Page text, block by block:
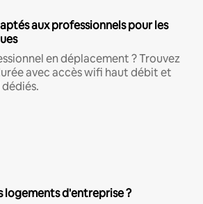
aux professionnels pour les
en déplacement ? Trouvez
avec accès wifi haut débit et
logements d'entreprise ?